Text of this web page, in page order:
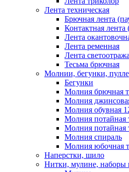
Лента техническая
Брючная лента
Контактная лента
Лента
Лента ременная
Лента
Тесьма брючная
Молнии, бегунки,
Бегунки
Молния брючная
Молния
Молния обувная
Молния потайная
Молния потайная
Молния спираль
Молния юбочная
Наперстки, шило
Нитки, мулине, наборы